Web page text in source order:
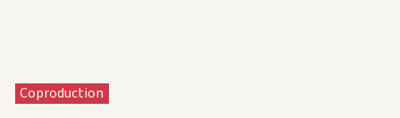
Coproduction